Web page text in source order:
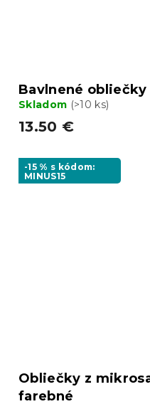
Bavlnené obliečky
Skladom (>10 ks)
13.50 €
-15 % s kódom:
MINUS15
Obliečky z
farebné